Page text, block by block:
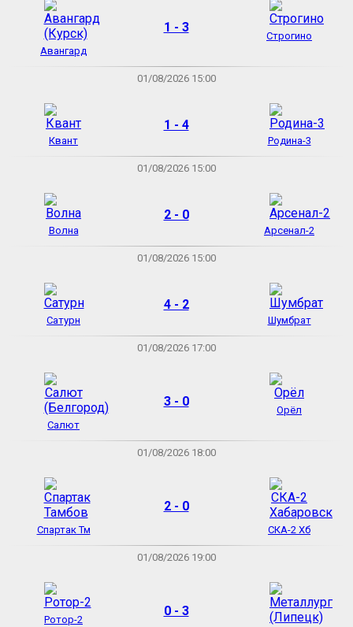
Авангард
1 - 3
Строгино
01/08/2026 15:00
Квант
1 - 4
Родина-3
01/08/2026 15:00
Волна
2 - 0
Арсенал-2
01/08/2026 15:00
Сатурн
4 - 2
Шумбрат
01/08/2026 17:00
Салют
3 - 0
Орёл
01/08/2026 18:00
Спартак Тм
2 - 0
СКА-2 Хб
01/08/2026 19:00
Ротор-2
0 - 3